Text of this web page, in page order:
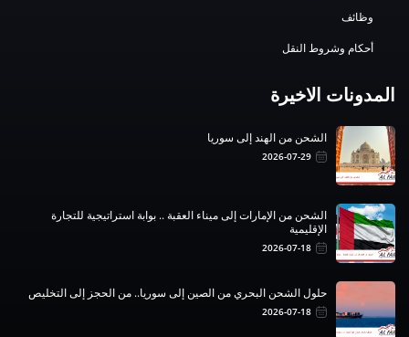
وظائف
أحكام وشروط النقل
المدونات الاخيرة
الشحن من الهند إلى سوريا
2026-07-29
الشحن من الإمارات إلى ميناء العقبة .. بوابة استراتيجية للتجارة
الإقليمية
2026-07-18
حلول الشحن البحري من الصين إلى سوريا.. من الحجز إلى التخليص
2026-07-18